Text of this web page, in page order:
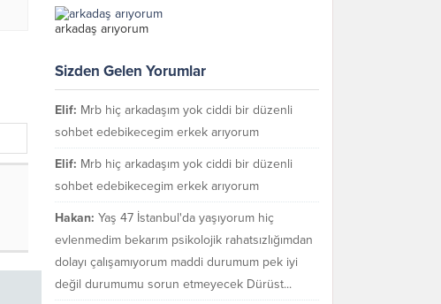
arkadaş arıyorum
Sizden Gelen Yorumlar
Elif: Mrb hiç arkadaşım yok ciddi bir düzenli
sohbet edebikecegim erkek arıyorum
Elif: Mrb hiç arkadaşım yok ciddi bir düzenli
sohbet edebikecegim erkek arıyorum
Hakan: Yaş 47 İstanbul'da yaşıyorum hiç
evlenmedim bekarım psikolojik rahatsızlığımdan
dolayı çalışamıyorum maddi durumum pek iyi
değil durumumu sorun etmeyecek Dürüst...